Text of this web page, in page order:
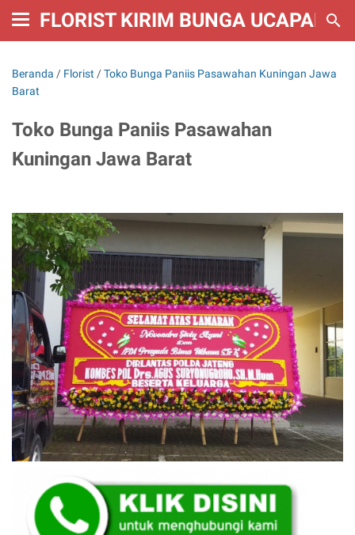
FLORIST KIRIM BUNGA UCAPAN
Beranda / Florist /Toko Bunga Paniis Pasawahan Kuningan Jawa
Barat
Toko Bunga Paniis Pasawahan
Kuningan Jawa Barat